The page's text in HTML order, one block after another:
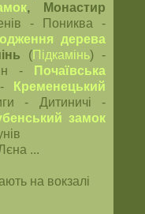
, Монастир
- Пониква -
дерева
(Підкамінь) -
-
Почаївська
Кременецький
- Дитиничі -
замок
...
на вокзалі